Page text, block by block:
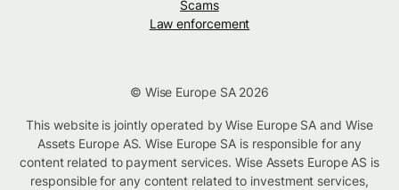
Scams
Law enforcement
© Wise Europe SA 2026
This website is jointly operated by Wise Europe SA and Wise
Assets Europe AS. Wise Europe SA is responsible for any
content related to payment services. Wise Assets Europe AS is
responsible for any content related to investment services,